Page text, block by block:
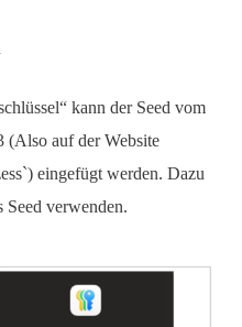
kann der Seed vom
(Also auf der Website
eingefügt werden. Dazu
verwenden.